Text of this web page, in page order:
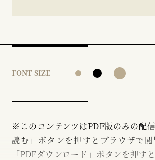
FONT SIZE
※このコンテンツはPDF版のみの配
読む」ボタンを押すとブラウザで閲
「PDFダウンロード」ボタンを押す